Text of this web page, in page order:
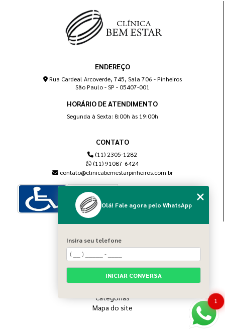
ENDEREÇO
Rua Cardeal Arcoverde, 745, Sala 706 - Pinheiros
São Paulo - SP - 05407-001
HORÁRIO DE ATENDIMENTO
Segunda à Sexta: 8:00h às 19:00h
CONTATO
(11) 2305-1282
(11) 91087-6424
contato@clinicabemestarpinheiros.com.br
Home
Sobre nós
Blog
Serviços
Categorias
Mapa do site
1
Olá! Fale agora pelo WhatsApp
Insira seu telefone
INICIAR CONVERSA